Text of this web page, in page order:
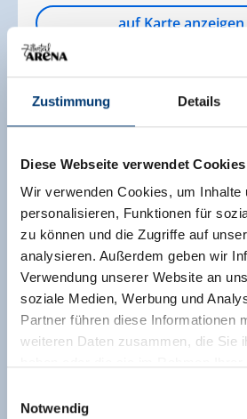
Zustimmung Details
Diese Webseite verwendet Cookies
Wir verwenden Cookies, um Inhalte
personalisieren, Funktionen für
zu können und die Zugriffe auf
analysieren. Außerdem geben wir
Verwendung unserer Website an
soziale Medien, Werbung und
Partner führen diese Informationen
weiteren Daten zusammen, die Sie
Notwendig
auf Karte anzeigen
Sonnenstüberl Arbiskogel (1.830 m)
6280 Hainzenberg